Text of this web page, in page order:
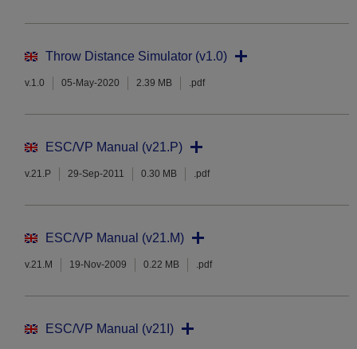
Throw Distance Simulator (v1.0)
v.1.0 05-May-2020 2.39 MB .pdf
ESC/VP Manual (v21.P)
v.21.P 29-Sep-2011 0.30 MB .pdf
ESC/VP Manual (v21.M)
v.21.M 19-Nov-2009 0.22 MB .pdf
ESC/VP Manual (v21I)